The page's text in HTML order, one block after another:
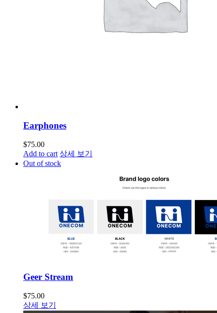
Earphones
$75.00
Add to cart 상세 보기
Out of stock
Geer Stream
$75.00
상세 보기